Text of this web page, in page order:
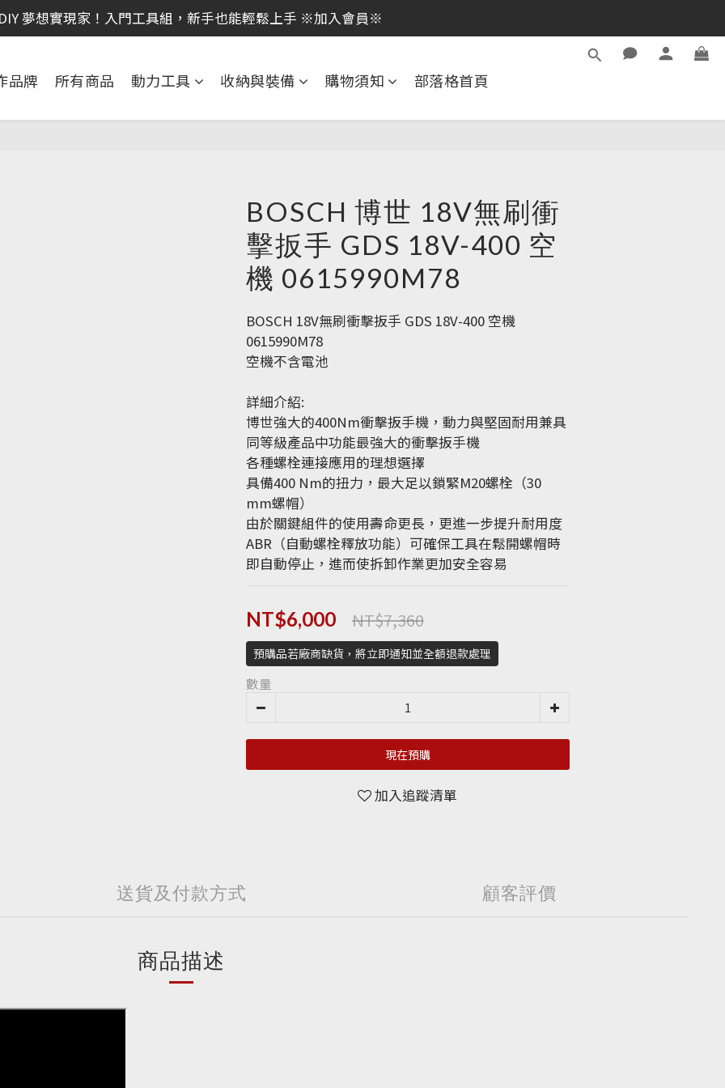
全館消費滿 NT$599 即享免運費，工具補貨趁現在！立即逛活動商品
夢想實現家！入門工具組，新手也能輕鬆上手 ※加入會員※
全館消費滿 NT$599 即享免運費，工具補貨趁現在！立即逛活動商品
品牌 所有商品 動力工具 收納與裝備 購物須知 部落格首頁
BOSCH 博世 18V無刷衝
擊扳手 GDS 18V-400 空
機 0615990M78
BOSCH 18V無刷衝擊扳手 GDS 18V-400 空機
0615990M78
空機不含電池
詳細介紹:
博世強大的400Nm衝擊扳手機，動力與堅固耐用兼具
同等級產品中功能最強大的衝擊扳手機
各種螺栓連接應用的理想選擇
具備400 Nm的扭力，最大足以鎖緊M20螺栓（30
mm螺帽）
由於關鍵組件的使用壽命更長，更進一步提升耐用度
ABR（自動螺栓釋放功能）可確保工具在鬆開螺帽時
即自動停止，進而使拆卸作業更加安全容易
NT$6,000 NT$7,360
預購品若廠商缺貨，將立即通知並全額退款處理
數量
現在預購
加入追蹤清單
送貨及付款方式 顧客評價
商品描述